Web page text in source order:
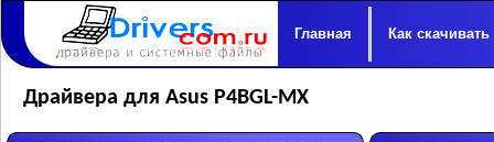
Главная Как скачивать
Драйвера для Asus P4BGL-MX